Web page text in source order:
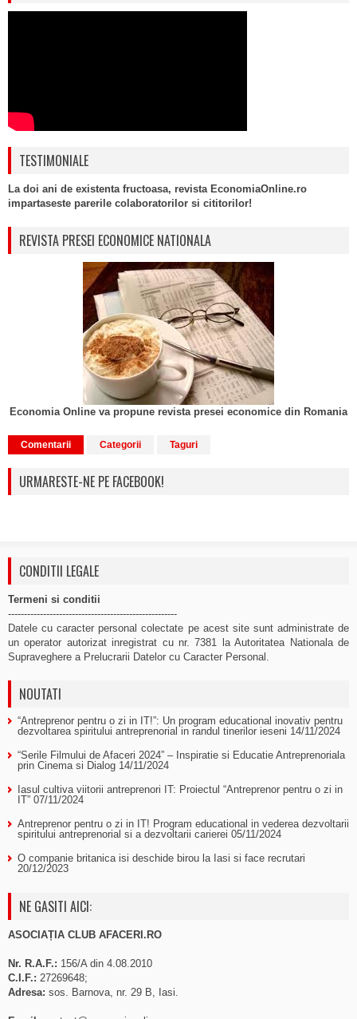
TESTIMONIALE
La doi ani de existenta fructoasa, revista EconomiaOnline.ro
impartaseste parerile colaboratorilor si cititorilor!
REVISTA PRESEI ECONOMICE NATIONALA
Economia Online va propune revista presei economice din Romania
Comentarii Categorii Taguri
URMARESTE-NE PE FACEBOOK!
CONDITII LEGALE
Termeni si conditii
-----------------------------------------------------
Datele cu caracter personal colectate pe acest site sunt administrate de
un operator autorizat inregistrat cu nr. 7381 la Autoritatea Nationala de
Supraveghere a Prelucrarii Datelor cu Caracter Personal.
NOUTATI
“Antreprenor pentru o zi in IT!”: Un program educational inovativ pentru
dezvoltarea spiritului antreprenorial in randul tinerilor ieseni 14/11/2024
“Serile Filmului de Afaceri 2024” – Inspiratie si Educatie Antreprenoriala
prin Cinema si Dialog 14/11/2024
Iasul cultiva viitorii antreprenori IT: Proiectul “Antreprenor pentru o zi in
IT” 07/11/2024
Antreprenor pentru o zi in IT! Program educational in vederea dezvoltarii
spiritului antreprenorial si a dezvoltarii carierei 05/11/2024
O companie britanica isi deschide birou la Iasi si face recrutari
20/12/2023
NE GASITI AICI:
ASOCIAȚIA CLUB AFACERI.RO
Nr. R.A.F.: 156/A din 4.08.2010
C.I.F.: 27269648;
Adresa: sos. Barnova, nr. 29 B, Iasi.